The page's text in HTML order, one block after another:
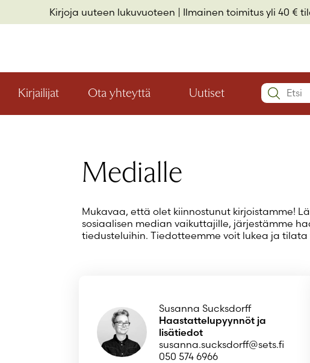
Kirjoja uuteen lukuvuoteen | Ilmainen toimitus yli 40 €
Kirjailijat Ota yhteyttä
valikon
Uutiset
valikon
Search:
Medialle
Mukavaa, että olet kiinnostunut kirjoistamme!
sosiaalisen median vaikuttajille, järjestämme
tiedusteluihin. Tiedotteemme voit lukea ja tilata
Susanna Sucksdorff
Haastattelupyynnöt ja
lisätiedot
susanna.sucksdorff@sets.fi
050 574 6966